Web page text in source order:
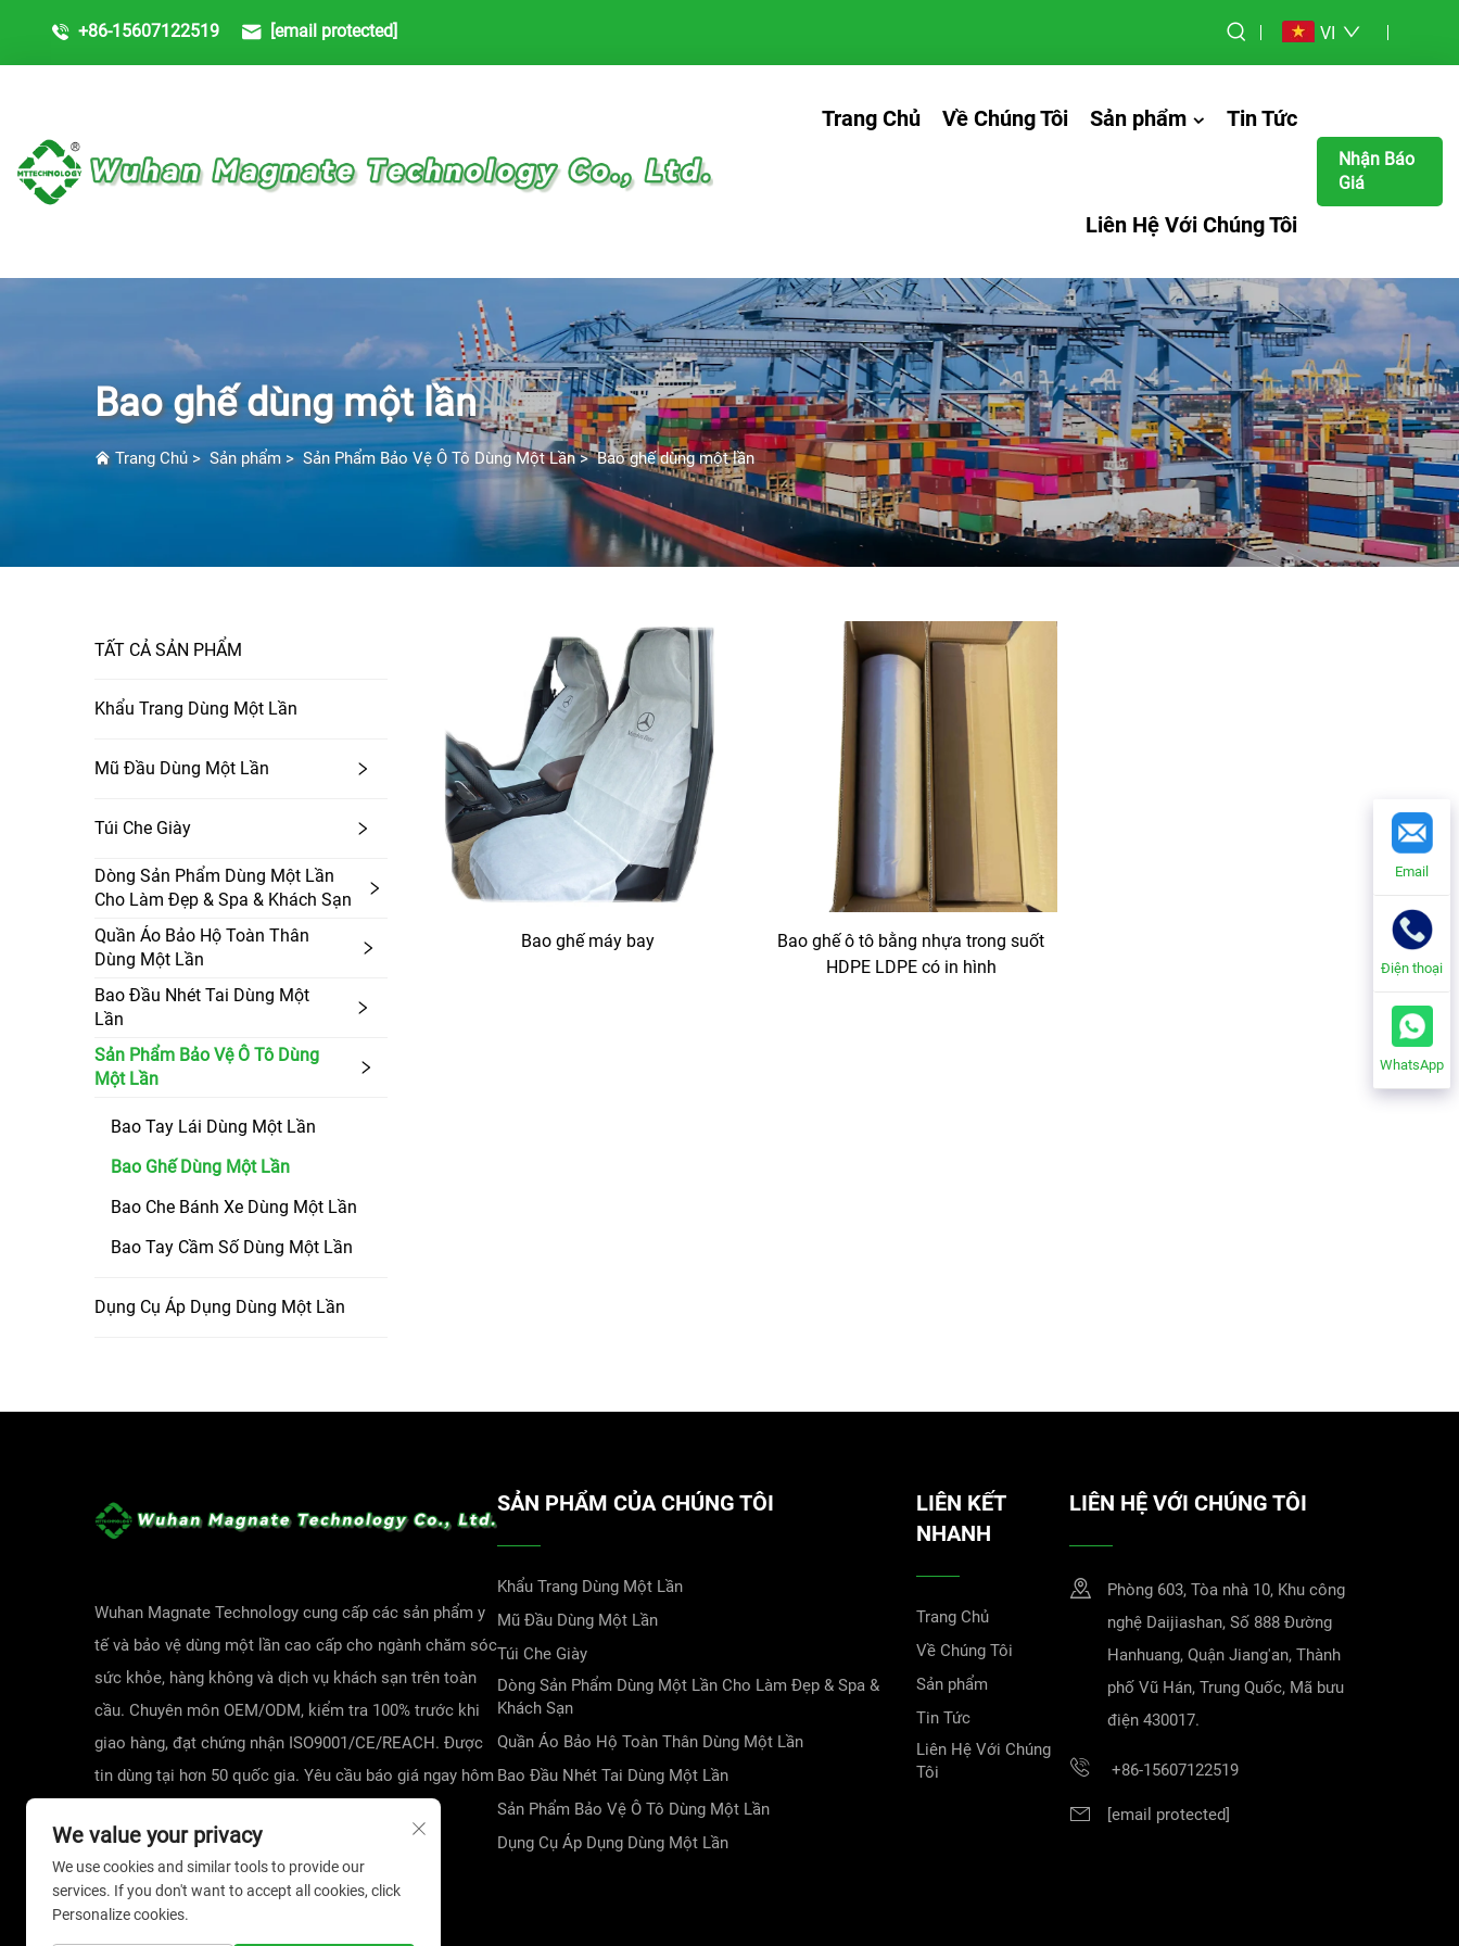
+86-15607122519 [email protected] VI
Trang Chủ Về Chúng Tôi Sản phẩm Tin Tức
Liên Hệ Với Chúng Tôi
Nhận Báo
Giá
Bao ghế dùng một lần
Trang Chủ > Sản phẩm> Sản Phẩm Bảo Vệ Ô Tô Dùng Một Lần>Bao ghế dùng một lần
TẤT CẢ SẢN PHẨM
Khẩu Trang Dùng Một Lần
Mũ Đầu Dùng Một Lần
Túi Che Giày
Dòng Sản Phẩm Dùng Một Lần
Cho Làm Đẹp & Spa & Khách Sạn
Quần Áo Bảo Hộ Toàn Thân
Dùng Một Lần
Bao Đầu Nhét Tai Dùng Một
Lần
Sản Phẩm Bảo Vệ Ô Tô Dùng
Một Lần
Bao Tay Lái Dùng Một Lần
Bao Ghế Dùng Một Lần
Bao Che Bánh Xe Dùng Một Lần
Bao Tay Cầm Số Dùng Một Lần
Dụng Cụ Áp Dụng Dùng Một Lần
Bao ghế máy bay
Bao ghế ô tô bằng nhựa trong suốt
HDPE LDPE có in hình
Email
Điện thoại
WhatsApp
Wuhan Magnate Technology cung cấp các sản phẩm y
tế và bảo vệ dùng một lần cao cấp cho ngành chăm sóc
sức khỏe, hàng không và dịch vụ khách sạn trên toàn
cầu. Chuyên môn OEM/ODM, kiểm tra 100% trước khi
giao hàng, đạt chứng nhận ISO9001/CE/REACH. Được
tin dùng tại hơn 50 quốc gia. Yêu cầu báo giá ngay hôm
SẢN PHẨM CỦA CHÚNG TÔI
Khẩu Trang Dùng Một Lần
Mũ Đầu Dùng Một Lần
Túi Che Giày
Dòng Sản Phẩm Dùng Một Lần Cho Làm Đẹp & Spa &
Khách Sạn
Quần Áo Bảo Hộ Toàn Thân Dùng Một Lần
Bao Đầu Nhét Tai Dùng Một Lần
Sản Phẩm Bảo Vệ Ô Tô Dùng Một Lần
Dụng Cụ Áp Dụng Dùng Một Lần
LIÊN KẾT
NHANH
Trang Chủ
Về Chúng Tôi
Sản phẩm
Tin Tức
Liên Hệ Với Chúng
Tôi
LIÊN HỆ VỚI CHÚNG TÔI
Phòng 603, Tòa nhà 10, Khu công
nghệ Daijiashan, Số 888 Đường
Hanhuang, Quận Jiang'an, Thành
phố Vũ Hán, Trung Quốc, Mã bưu
điện 430017.
+86-15607122519
[email protected]
We value your privacy
We use cookies and similar tools to provide our
services. If you don't want to accept all cookies, click
Personalize cookies.